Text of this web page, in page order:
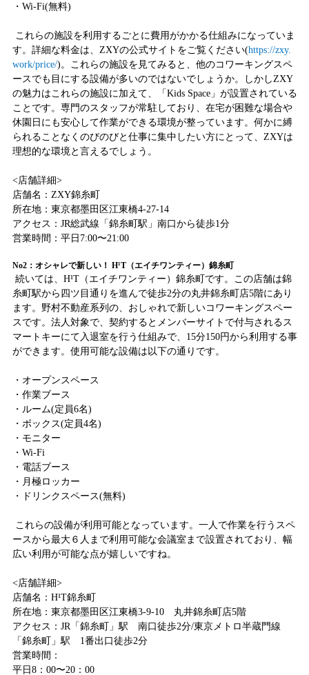
・Wi-Fi(無料)
これらの施設を利用するごとに費用がかかる仕組みになっていま
す。詳細な料金は、ZXYの公式サイトをご覧ください(https://zxy.
work/price/)。これらの施設を見てみると、他のコワーキングスペ
ースでも目にする設備が多いのではないでしょうか。しかしZXY
の魅力はこれらの施設に加えて、「Kids Space」が設置されている
ことです。専門のスタッフが常駐しており、在宅が困難な場合や
休園日にも安心して作業ができる環境が整っています。何かに縛
られることなくのびのびと仕事に集中したい方にとって、ZXYは
理想的な環境と言えるでしょう。
<店舗詳細>
店舗名：ZXY錦糸町
所在地：東京都墨田区江東橋4-27-14
アクセス：JR総武線「錦糸町駅」南口から徒歩1分
営業時間：平日7:00〜21:00
No2：オシャレで新しい！ H¹T（エイチワンティー）錦糸町
続いては、H¹T（エイチワンティー）錦糸町です。この店舗は錦
糸町駅から四ツ目通りを進んで徒歩2分の丸井錦糸町店5階にあり
ます。野村不動産系列の、おしゃれで新しいコワーキングスペー
スです。法人対象で、契約するとメンバーサイトで付与されるス
マートキーにて入退室を行う仕組みで、15分150円から利用する事
ができます。使用可能な設備は以下の通りです。
・オープンスペース
・作業ブース
・ルーム(定員6名)
・ボックス(定員4名)
・モニター
・Wi-Fi
・電話ブース
・月極ロッカー
・ドリンクスペース(無料)
これらの設備が利用可能となっています。 一人で作業を行うスペ
ースから最大６人まで利用可能な会議室まで設置されており、幅
広い利用が可能な点が嬉しいですね。
<店舗詳細>
店舗名：H¹T錦糸町
所在地：東京都墨田区江東橋3-9-10 丸井錦糸町店5階
アクセス：JR「錦糸町」駅 南口徒歩2分/東京メトロ半蔵門線
「錦糸町」駅 1番出口徒歩2分
営業時間：
平日8：00〜20：00